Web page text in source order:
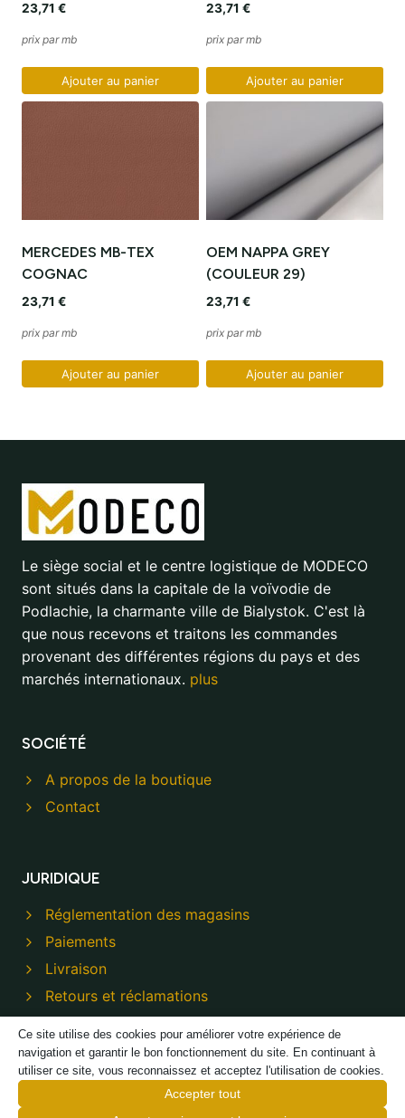
23,71 €
prix par mb
Ajouter au panier
23,71 €
prix par mb
Ajouter au panier
MERCEDES MB-TEX
COGNAC
23,71 €
prix par mb
Ajouter au panier
OEM NAPPA GREY
(COULEUR 29)
23,71 €
prix par mb
Ajouter au panier
Le siège social et le centre logistique de MODECO
sont situés dans la capitale de la voïvodie de
Podlachie, la charmante ville de Bialystok. C'est là
que nous recevons et traitons les commandes
provenant des différentes régions du pays et des
marchés internationaux. plus
SOCIÉTÉ
A propos de la boutique
Contact
JURIDIQUE
Réglementation des magasins
Paiements
Livraison
Retours et réclamations
Ce site utilise des cookies pour améliorer votre expérience de
navigation et garantir le bon fonctionnement du site. En continuant à
utiliser ce site, vous reconnaissez et acceptez l'utilisation de cookies.
Accepter tout